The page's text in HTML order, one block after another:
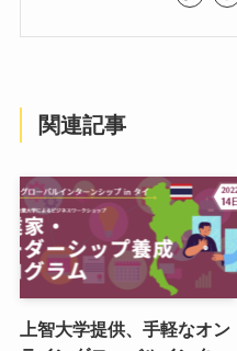
関連記事
上智大学提供、手軽なオン